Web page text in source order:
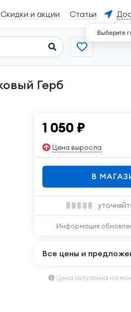
Скидки и акции Статьи
Выберите
1 050₽
Цена выросла
В
Информация
Все цены и
Цена актуальна на